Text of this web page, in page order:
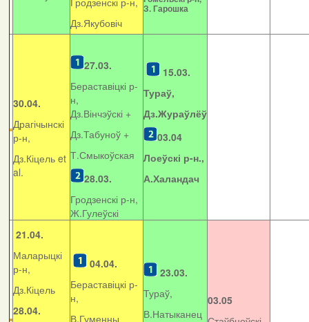
Дз.Якубовіч
З. Гарошка
30.04.
Драгічынскі
р-н,
Дз.Кіцель et
al.
27.03.
Бераставіцкі р-
н,
Дз.Вінчэўскі +
Дз.Табуноў +
Т.Смыкоўская
28.03.
Гродзенскі р-н,
Ж.Гулеўскі
15.03.
Тураў,
Дз.Жураўлёў
03.04
Лоеўскі р-н.,
А.Халандач
21.04.
Маларыцкі
р-н,
Дз.Кіцель
28.04.
04.04.
Бераставіцкі р-
н,
В.Гуменны
23.03.
Тураў,
В.Натыканец
03.05